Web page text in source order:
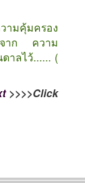
ามคุ้มครอง
จาก ความ
าลไว้...... (
>>>>Click